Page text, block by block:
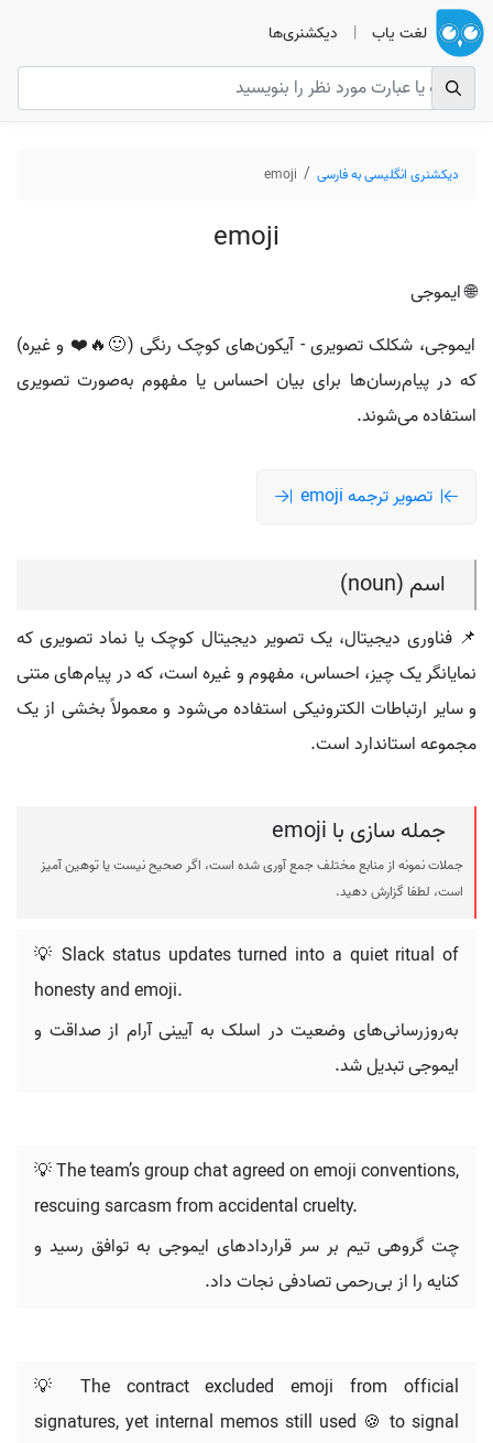
لغت یاب | دیکشنری‌ها
دیکشنری انگلیسی به فارسی emoji
emoji
🌐 ایموجی
ایموجی، شکلک تصویری - آیکون‌های کوچک رنگی (🙂🔥❤️ و غیره)
که در پیام‌رسان‌ها برای بیان احساس یا مفهوم به‌صورت تصویری
استفاده می‌شوند.
تصویر ترجمه emoji
اسم (noun)
📌 فناوری دیجیتال، یک تصویر دیجیتال کوچک یا نماد تصویری که
نمایانگر یک چیز، احساس، مفهوم و غیره است، که در پیام‌های متنی
و سایر ارتباطات الکترونیکی استفاده می‌شود و معمولاً بخشی از یک
مجموعه استاندارد است.
جمله سازی با emoji
جملات نمونه از منابع مختلف جمع آوری شده است، اگر صحیح نیست یا توهین آمیز
است، لطفا گزارش دهید.
💡 Slack status updates turned into a quiet ritual of
honesty and emoji.
به‌روزرسانی‌های وضعیت در اسلک به آیینی آرام از صداقت و
ایموجی تبدیل شد.
💡 The team’s group chat agreed on emoji conventions,
rescuing sarcasm from accidental cruelty.
چت گروهی تیم بر سر قراردادهای ایموجی به توافق رسید و
کنایه را از بی‌رحمی تصادفی نجات داد.
💡 The contract excluded emoji from official
signatures, yet internal memos still used 🍪 to signal